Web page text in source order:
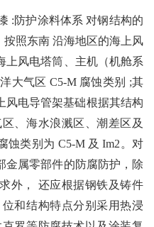
:防护涂料体系 对钢结构的
照东南 沿海地区的海上风
上 风电塔筒、主机（机舱系
大气区 C5-M 腐蚀类别 ;其
风电导管架基础根据其结构
、海水浪溅区、潮差区及
蚀类别为 C5-M 及 Im2。对
金属零部件的防腐防护，除
外， 还应根据钢铁及铸件
和结构特点分别采用热浸